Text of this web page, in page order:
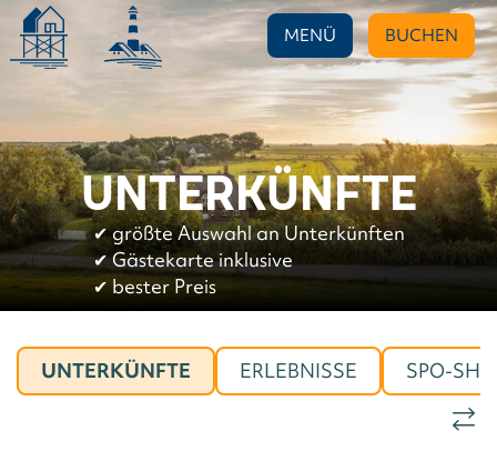
MENÜ BUCHEN
UNTERKÜNFTE
✔︎größte Auswahl an Unterkünften
✔︎Gästekarte inklusive
✔︎ bester Preis
UNTERKÜNFTE ERLEBNISSE SPO-